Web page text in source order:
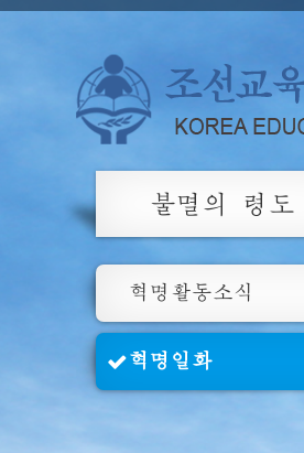
불멸의 령도
혁명활동소식
혁명일화